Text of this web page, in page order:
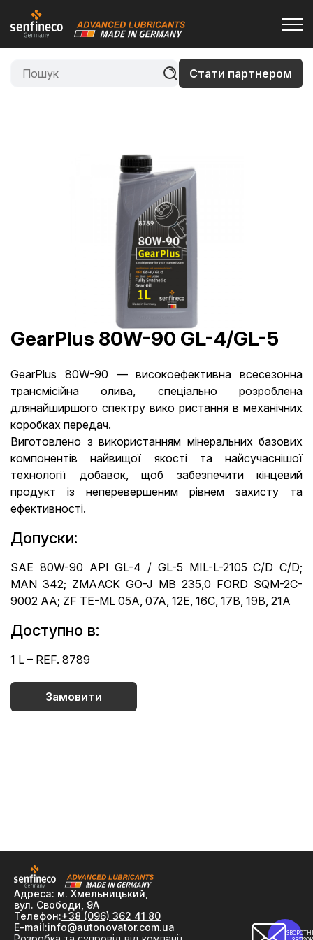
Стати партнером
GearPlus 80W-90 GL-4/GL-5
GearPlus 80W-90 — високоефективна всесезонна
трансмісійна олива, спеціально розроблена
длянайширшого спектру вико ристання в механічних
коробках передач.
Виготовлено з використанням мінеральних базових
компонентів найвищої якості та найсучаснішої
технології добавок, щоб забезпечити кінцевий
продукт із неперевершеним рівнем захисту та
ефективності.
Допуски:
SAE 80W-90 API GL-4 / GL-5 MIL-L-2105 C/D C/D;
MAN 342; ZMAACK GO-J MB 235,0 FORD SQM-2C-
9002 AA; ZF TE-ML 05A, 07A, 12E, 16C, 17B, 19B, 21A
Доступно в:
1 L – REF. 8789
Замовити
Адреса: м. Хмельницький,
вул. Свободи, 9А
Телефон:+38 (096) 362 41 80
E-mail:info@autonovator.com.ua